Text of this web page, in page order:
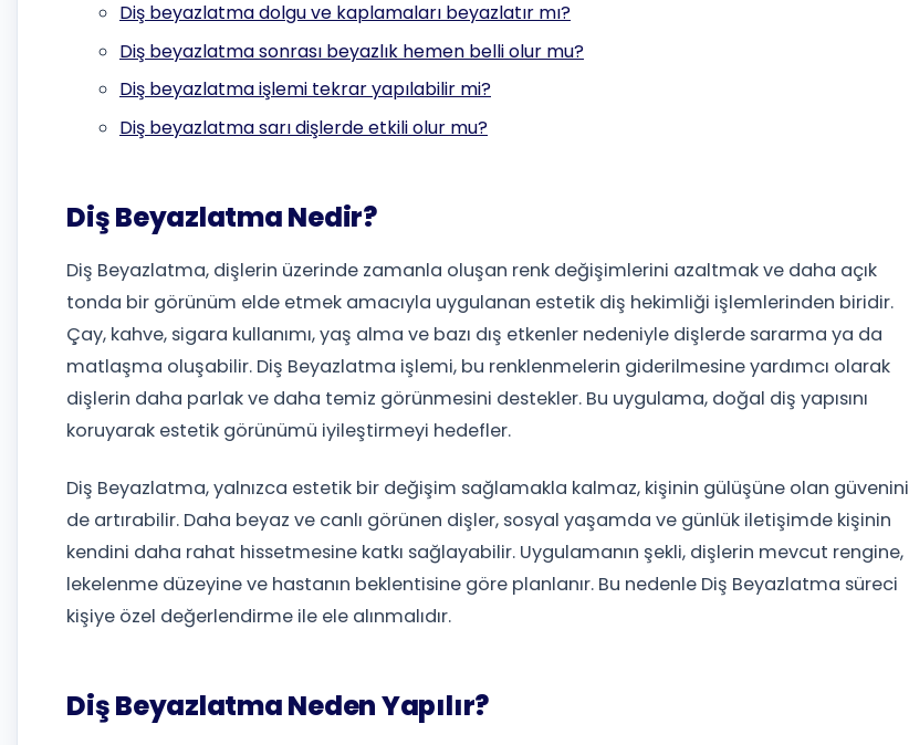
Diş beyazlatma dolgu ve kaplamaları beyazlatır mı?
Diş beyazlatma sonrası beyazlık hemen belli olur mu?
Diş beyazlatma işlemi tekrar yapılabilir mi?
Diş beyazlatma sarı dişlerde etkili olur mu?
Diş Beyazlatma Nedir?
Diş Beyazlatma, dişlerin üzerinde zamanla oluşan renk değişimlerini azaltmak ve daha açık
tonda bir görünüm elde etmek amacıyla uygulanan estetik diş hekimliği işlemlerinden biridir.
Çay, kahve, sigara kullanımı, yaş alma ve bazı dış etkenler nedeniyle dişlerde sararma ya da
matlaşma oluşabilir. Diş Beyazlatma işlemi, bu renklenmelerin giderilmesine yardımcı olarak
dişlerin daha parlak ve daha temiz görünmesini destekler. Bu uygulama, doğal diş yapısını
koruyarak estetik görünümü iyileştirmeyi hedefler.
Diş Beyazlatma, yalnızca estetik bir değişim sağlamakla kalmaz, kişinin gülüşüne olan güvenini
de artırabilir. Daha beyaz ve canlı görünen dişler, sosyal yaşamda ve günlük iletişimde kişinin
kendini daha rahat hissetmesine katkı sağlayabilir. Uygulamanın şekli, dişlerin mevcut rengine,
lekelenme düzeyine ve hastanın beklentisine göre planlanır. Bu nedenle Diş Beyazlatma süreci
kişiye özel değerlendirme ile ele alınmalıdır.
Diş Beyazlatma Neden Yapılır?